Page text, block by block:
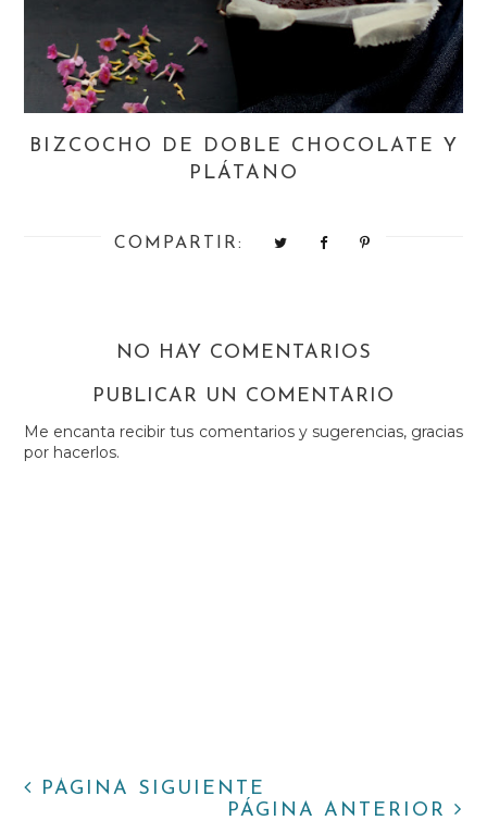
BIZCOCHO DE DOBLE CHOCOLATE Y
PLÁTANO
COMPARTIR:
NO HAY COMENTARIOS
PUBLICAR UN COMENTARIO
Me encanta recibir tus comentarios y sugerencias, gracias
por hacerlos.
PÁGINA SIGUIENTE
PÁGINA ANTERIOR